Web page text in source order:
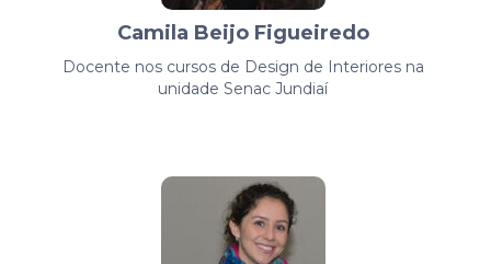
Camila Beijo Figueiredo
Docente nos cursos de Design de Interiores na
unidade Senac Jundiaí